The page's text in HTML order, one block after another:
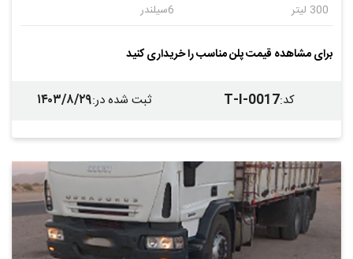
300 لیتر
6سیلندر
مسقف چادری
اتاق سازان
برای مشاهده قیمت پلن مناسب را خریداری کنید
کد:
T-I-0017 ثبت شده در:۱۴۰۳/۸/۲۹